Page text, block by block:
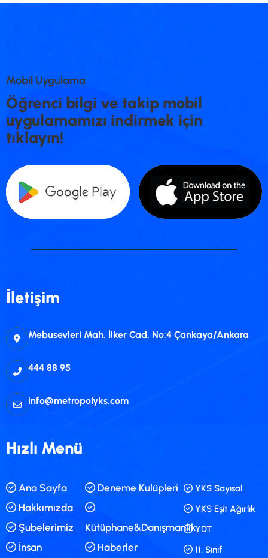
Mobil Uygulama
Öğrenci bilgi ve takip mobil
uygulamamızı indirmek için
tıklayın!
İletişim
Mebusevleri Mah. İlker Cad. No:4 Çankaya/Ankara
444 88 95
info@metropolyks.com
Hızlı Menü
Ana Sayfa
Hakkımızda
Şubelerimiz
İnsan
Deneme Kulüpleri
Kütüphane&Danışmanlık
Haberler
YKS Sayısal
YKS Eşit Ağırlık
YDT
11. Sınıf